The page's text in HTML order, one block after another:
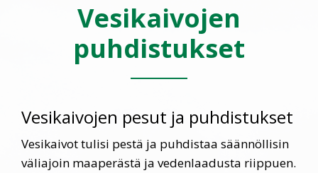
Vesikaivojen
puhdistukset
Vesikaivojen pesut ja puhdistukset
Vesikaivot tulisi pestä ja puhdistaa säännöllisin
väliajoin maaperästä ja vedenlaadusta riippuen.